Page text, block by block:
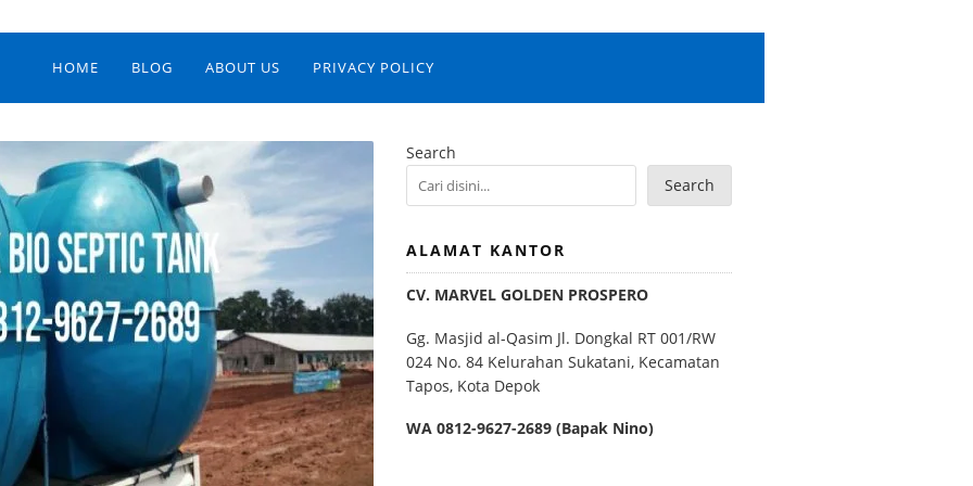
HOME BLOG ABOUT US PRIVACY POLICY
Search
Search
ALAMAT KANTOR
CV. MARVEL GOLDEN PROSPERO
Gg. Masjid al-Qasim Jl. Dongkal RT 001/RW
024 No. 84 Kelurahan Sukatani, Kecamatan
Tapos, Kota Depok
WA 0812-9627-2689 (Bapak Nino)